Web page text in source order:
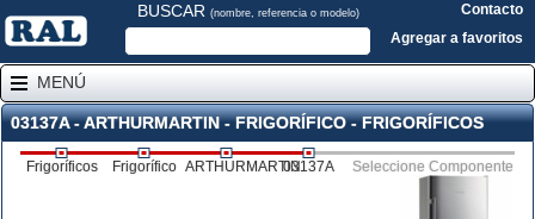
BUSCAR (nombre, referencia o modelo)
Contacto
Agregar a favoritos
MENÚ
03137A - ARTHURMARTIN - FRIGORÍFICO - FRIGORÍFICOS
Frigoríficos Frigorífico ARTHURMARTIN03137A Seleccione Componente